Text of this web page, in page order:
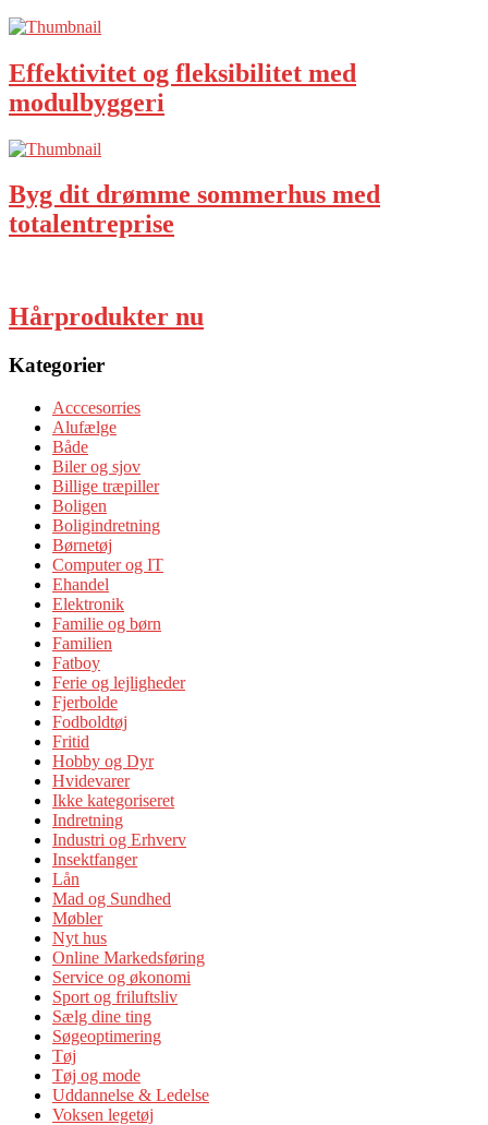
Effektivitet og fleksibilitet med
modulbyggeri
Byg dit drømme sommerhus med
totalentreprise
Hårprodukter nu
Kategorier
Acccesorries
Alufælge
Både
Biler og sjov
Billige træpiller
Boligen
Boligindretning
Børnetøj
Computer og IT
Ehandel
Elektronik
Familie og børn
Familien
Fatboy
Ferie og lejligheder
Fjerbolde
Fodboldtøj
Fritid
Hobby og Dyr
Hvidevarer
Ikke kategoriseret
Indretning
Industri og Erhverv
Insektfanger
Lån
Mad og Sundhed
Møbler
Nyt hus
Online Markedsføring
Service og økonomi
Sport og friluftsliv
Sælg dine ting
Søgeoptimering
Tøj
Tøj og mode
Uddannelse & Ledelse
Voksen legetøj